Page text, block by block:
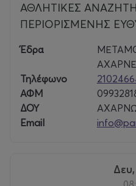
Είναι ένας σύγχρονος
αθλητικών
διοργάνωση
δράσεων και τη σταθερή
οικογενειών και εταιρειών.
16η χρονιά, το Paradise
ΑΘΛΗΤΙΚΕΣ
ΠΕΡΙΟΡΙΣΜΕΝΗΣ
Έδρα
Τηλέφωνο
ΑΦΜ
ΔΟΥ
Email